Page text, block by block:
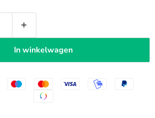
In winkelwagen